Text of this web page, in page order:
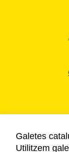
Galetes
Utilitzem